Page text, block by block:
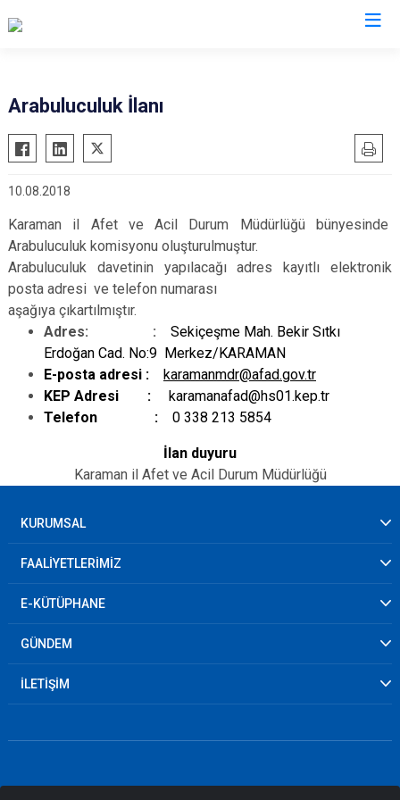
Arabuluculuk İlanı
10.08.2018
Karaman il Afet ve Acil Durum Müdürlüğü bünyesinde
Arabuluculuk komisyonu oluşturulmuştur.
Arabuluculuk davetinin yapılacağı adres kayıtlı elektronik
posta adresi ve telefon numarası
aşağıya çıkartılmıştır.
Adres: : Sekiçeşme Mah. Bekir Sıtkı
Erdoğan Cad. No:9 Merkez/KARAMAN
E-posta adresi :
karamanmdr@afad.gov.tr
KEP Adresi : karamanafad@hs01.kep.tr
Telefon : 0 338 213 5854
İlan duyuru
Karaman il Afet ve Acil Durum Müdürlüğü
KURUMSAL
FAALİYETLERİMİZ
E-KÜTÜPHANE
GÜNDEM
İLETİŞİM